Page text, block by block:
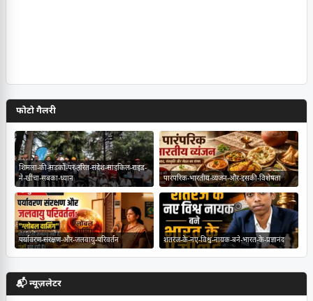
फोटो गैलरी
शिमला-की-सड़कों-पर-हरित-संदेश-साइकिल-राइड-
ने-खींचा-सबका-ध्यान
पारंपरिक-भारतीय-व्यंजन-और-इसकी-विशेषता
पर्यावरण-संरक्षण-और-जलवायु-परिवर्तन शतरंज-के-नए-विश्व-नायक-बने-भारत-के-प्रज्ञानंद
📬 न्यूज़लेटर